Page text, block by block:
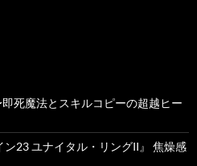
死魔法とスキルコピーの超越ヒー
23 ユナイタル・リングII』 焦燥感